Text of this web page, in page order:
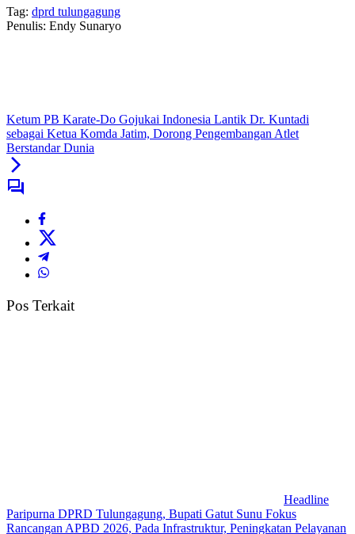
Tag: dprd tulungagung
Penulis: Endy Sunaryo
Ketum PB Karate-Do Gojukai Indonesia Lantik Dr. Kuntadi
sebagai Ketua Komda Jatim, Dorong Pengembangan Atlet
Berstandar Dunia
Pos Terkait
Headline
Paripurna DPRD Tulungagung, Bupati Gatut Sunu Fokus
Rancangan APBD 2026, Pada Infrastruktur, Peningkatan Pelayanan